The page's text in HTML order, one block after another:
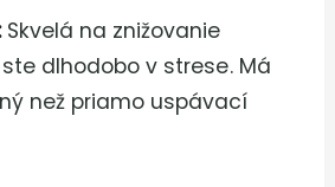
Skvelá na znižovanie
dlhodobo v strese. Má
než priamo uspávací